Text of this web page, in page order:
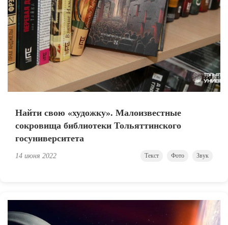
Найти свою «художку». Малоизвестные
сокровища библиотеки Тольяттинского
госуниверситета
14 июня 2022 Текст Фото Звук